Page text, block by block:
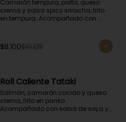
Camarón tempura, palta, queso
crema y salsa spicy sriracha, frito
en tempura. Acompañado con
$8.100$10.125
Roll Caliente Tataki
Salmón, camarón cocido y queso
crema, frito en panko.
Acompañado con salsa de soya y